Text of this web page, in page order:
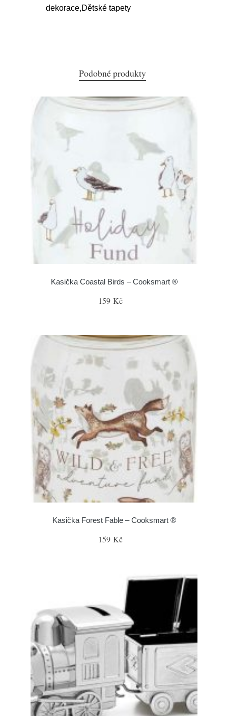
dekorace,Dětské tapety
Podobné produkty
Kasička Coastal Birds – Cooksmart ®
159 Kč
Kasička Forest Fable – Cooksmart ®
159 Kč